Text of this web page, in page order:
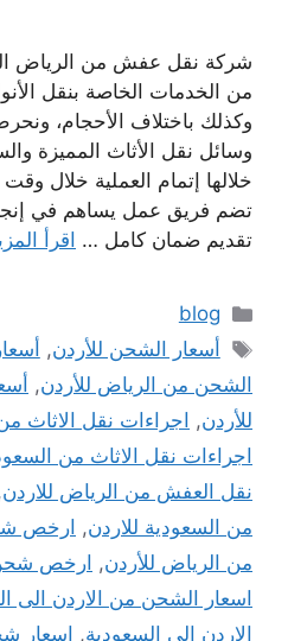
شركة نقل عفش من الرياض الي
من الخدمات الخاصة بنقل
وكذلك باختلاف الأحجام،
وسائل نقل الأثاث المميزة
خلالها إتمام العملية خلال
تضم فريق عمل يساهم في
تقديم ضمان كامل … اقرأ
التصنيفات
blog
الوسوم
أسعار الشحن للأردن,
الشحن من الرياض للأردن,
للأردن, اجراءات نقل الاثاث
اجراءات نقل الاثاث من
نقل العفش من الرياض للاردن
من السعودية للاردن, ارخص
من الرياض للأردن, ارخص شحن
اسعار الشحن من الاردن الى
الاردن الى السعودية, اسعار